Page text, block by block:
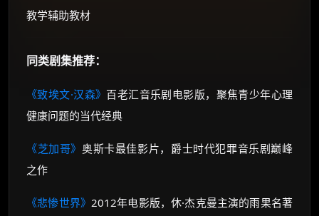
教学辅助教材
同类剧集推荐：
《致埃文·汉森》 百老汇音乐剧电影版，聚焦青少年心理
健康问题的当代经典
《芝加哥》奥斯卡最佳影片，爵士时代犯罪音乐剧巅峰
之作
《悲惨世界》2012年电影版，休·杰克曼主演的雨果名著